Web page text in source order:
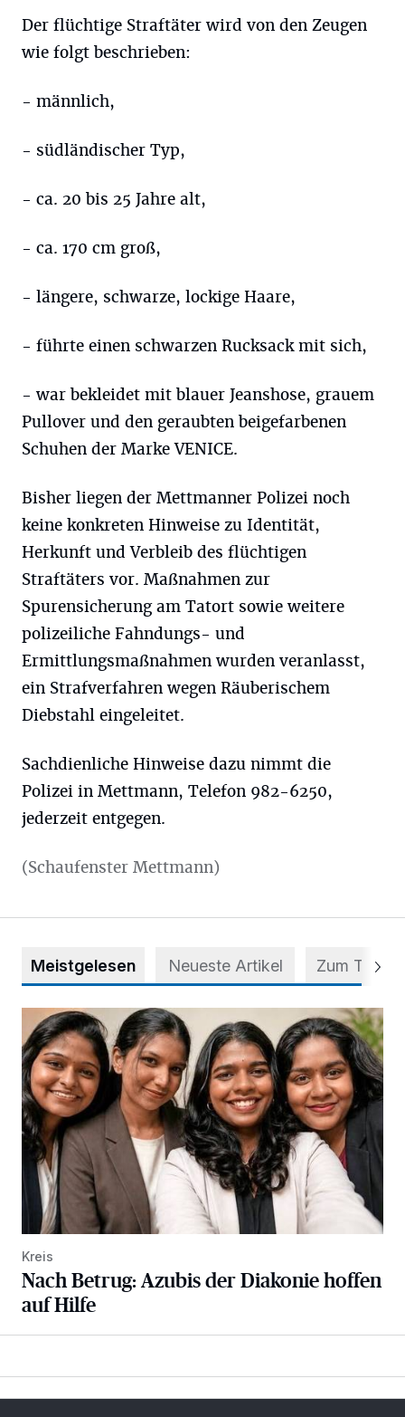
Der flüchtige Straftäter wird von den Zeugen
wie folgt beschrieben:
- männlich,
- südländischer Typ,
- ca. 20 bis 25 Jahre alt,
- ca. 170 cm groß,
- längere, schwarze, lockige Haare,
- führte einen schwarzen Rucksack mit sich,
- war bekleidet mit blauer Jeanshose, grauem
Pullover und den geraubten beigefarbenen
Schuhen der Marke VENICE.
Bisher liegen der Mettmanner Polizei noch
keine konkreten Hinweise zu Identität,
Herkunft und Verbleib des flüchtigen
Straftäters vor. Maßnahmen zur
Spurensicherung am Tatort sowie weitere
polizeiliche Fahndungs- und
Ermittlungsmaßnahmen wurden veranlasst,
ein Strafverfahren wegen Räuberischem
Diebstahl eingeleitet.
Sachdienliche Hinweise dazu nimmt die
Polizei in Mettmann, Telefon 982-6250,
jederzeit entgegen.
(Schaufenster Mettmann)
Meistgelesen Neueste Artikel Zum Thema
Nach Betrug: Azubis der Diakonie hoffen auf Hilfe
Kreis
Nach Betrug: Azubis der Diakonie hoffen
auf Hilfe